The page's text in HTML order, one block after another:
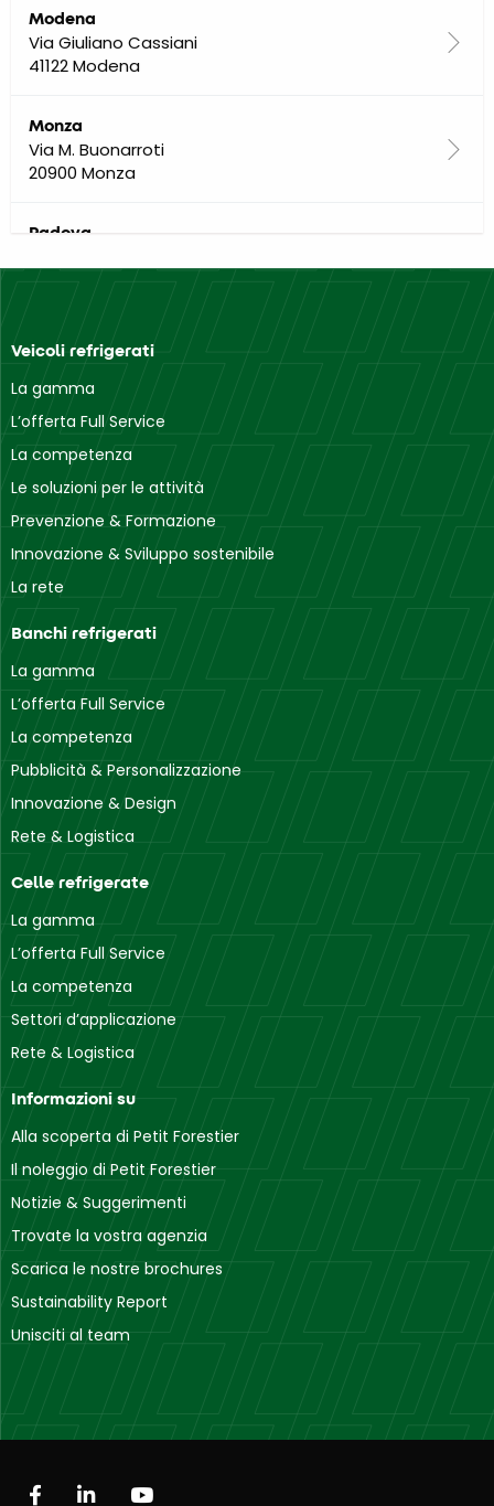
Modena
Via Giuliano Cassiani
41122 Modena
Monza
Via M. Buonarroti
20900 Monza
Padova
35010 Limena
Pistoia
Via Amendola
51010 Uzzano
Roma
Via Edoardo Scarpetta
00128 Roma
Torino
Strada Undicesima
10040 Sito
Veicoli refrigerati
La gamma
L’offerta Full Service
La competenza
Le soluzioni per le attività
Prevenzione & Formazione
Innovazione & Sviluppo sostenibile
La rete
Banchi refrigerati
La gamma
L’offerta Full Service
La competenza
Pubblicità & Personalizzazione
Innovazione & Design
Rete & Logistica
Celle refrigerate
La gamma
L’offerta Full Service
La competenza
Settori d’applicazione
Rete & Logistica
Informazioni su
Alla scoperta di Petit Forestier
Il noleggio di Petit Forestier
Notizie & Suggerimenti
Trovate la vostra agenzia
Scarica le nostre brochures
Sustainability Report
Unisciti al team